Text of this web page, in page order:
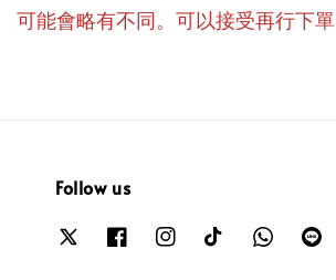
可能會略有不同。可以接受再行下單
Follow us